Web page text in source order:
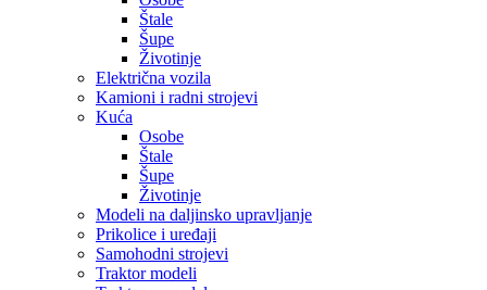
Štale
Šupe
Životinje
Električna vozila
Kamioni i radni strojevi
Kuća
Osobe
Štale
Šupe
Životinje
Modeli na daljinsko upravljanje
Prikolice i uređaji
Samohodni strojevi
Traktor modeli